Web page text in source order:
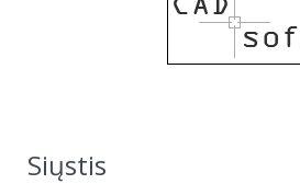
Siųstis